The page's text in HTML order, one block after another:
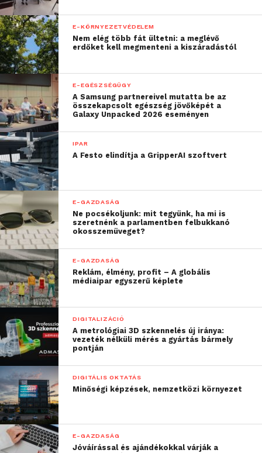
E-KÖRNYEZETVÉDELEM
Nem elég több fát ültetni: a meglévő
erdőket kell megmenteni a kiszáradástól
E-EGÉSZSÉGÜGY
A Samsung partnereivel mutatta be az
összekapcsolt egészség jövőképét a
Galaxy Unpacked 2026 eseményen
IPAR
A Festo elindítja a GripperAI szoftvert
E-GAZDASÁG
Ne pocsékoljunk: mit tegyünk, ha mi is
szeretnénk a parlamentben felbukkanó
okosszemüveget?
E-GAZDASÁG
Reklám, élmény, profit – A globális
médiaipar egyszerű képlete
DIGITALIZÁCIÓ
A metrológiai 3D szkennelés új iránya:
vezeték nélküli mérés a gyártás bármely
pontján
DIGITÁLIS OKTATÁS
Minőségi képzések, nemzetközi környezet
E-GAZDASÁG
Jóváírással és ajándékokkal várják a